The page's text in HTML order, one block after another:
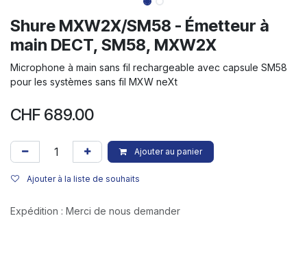
Shure MXW2X/SM58 - Émetteur à
main DECT, SM58, MXW2X
Microphone à main sans fil rechargeable avec capsule SM58
pour les systèmes sans fil MXW neXt
CHF 689.00
Ajouter au panier
Ajouter à la liste de souhaits
Expédition : Merci de nous demander